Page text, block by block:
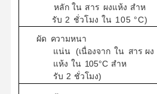
หลัก ใน สาร ผงแห้ง สําห
รับ 2 ชั่วโมง ใน 105 °C)
ผัด ความหนา
แน่น
(เนื่องจาก ใน สาร ผง
แห้ง ใน 105°C สําห
รับ 2 ชั่วโมง)